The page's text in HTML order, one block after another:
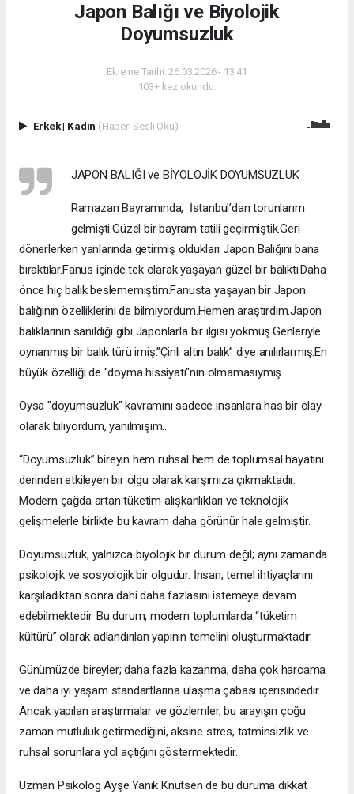
Japon Balığı ve Biyolojik
Doyumsuzluk
Ekleme Tarihi: 26.03.2026 - 13:41
103+ kez okundu.
Erkek| Kadın (Haberi Sesli Oku)
JAPON BALIĞI ve BİYOLOJİK DOYUMSUZLUK
Ramazan Bayramında, İstanbul’dan torunlarım
gelmişti.Güzel bir bayram tatili geçirmiştik.Geri
dönerlerken yanlarında getirmiş oldukları Japon Balığını bana
bıraktılar.Fanus içinde tek olarak yaşayan güzel bir balıktı.Daha
önce hiç balık beslememiştim.Fanusta yaşayan bir Japon
balığının özelliklerini de bilmiyordum.Hemen araştırdım.Japon
balıklarının sanıldığı gibi Japonlarla bir ilgisi yokmuş.Genleriyle
oynanmış bir balık türü imiş.”Çinli altın balık” diye anılırlarmış.En
büyük özelliği de "doyma hissiyatı"nın olmamasıymış.
Oysa "doyumsuzluk" kavramını sadece insanlara has bir olay
olarak biliyordum, yanılmışım..
“Doyumsuzluk” bireyin hem ruhsal hem de toplumsal hayatını
derinden etkileyen bir olgu olarak karşımıza çıkmaktadır.
Modern çağda artan tüketim alışkanlıkları ve teknolojik
gelişmelerle birlikte bu kavram daha görünür hale gelmiştir.
Doyumsuzluk, yalnızca biyolojik bir durum değil; aynı zamanda
psikolojik ve sosyolojik bir olgudur. İnsan, temel ihtiyaçlarını
karşıladıktan sonra dahi daha fazlasını istemeye devam
edebilmektedir. Bu durum, modern toplumlarda “tüketim
kültürü” olarak adlandırılan yapının temelini oluşturmaktadır.
Günümüzde bireyler; daha fazla kazanma, daha çok harcama
ve daha iyi yaşam standartlarına ulaşma çabası içerisindedir.
Ancak yapılan araştırmalar ve gözlemler, bu arayışın çoğu
zaman mutluluk getirmediğini, aksine stres, tatminsizlik ve
ruhsal sorunlara yol açtığını göstermektedir.
Uzman Psikolog Ayşe Yanık Knutsen de bu duruma dikkat